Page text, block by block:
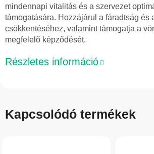
mindennapi vitalitás és a szervezet
támogatására. Hozzájárul a fáradtság és
csökkentéséhez, valamint támogatja a
megfelelő képződését.
Részletes információ
Kapcsolódó termékek